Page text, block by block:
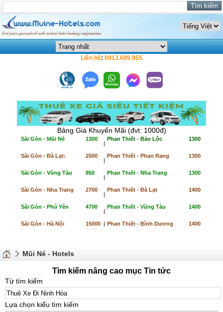
Liên hệ: 0913.699.955
Bảng Giá Khuyến Mãi (đvt: 1000đ)
Sài Gòn - Mũi Né 1300
|
Phan Thiết - Bảo Lộc 1300
Sài Gòn - Đà Lạt: 2500
|
Phan Thiết - Phan Rang 1300
Sài Gòn - Vũng Tàu 850
|
Phan Thiết - Nha Trang 1300
Sài Gòn - Nha Trang 2700
|
Phan Thiết - Đà Lạt 1400
Sài Gòn - Phú Yên 4700
|
Phan Thiết - Vũng Tàu 1400
Sài Gòn - Hà Nội 15000 | Phan Thiết - Bình Dương 1400
Mũi Né - Hotels
Tìm kiếm nâng cao mục Tin tức
Từ tìm kiếm
Lựa chọn kiểu tìm kiếm